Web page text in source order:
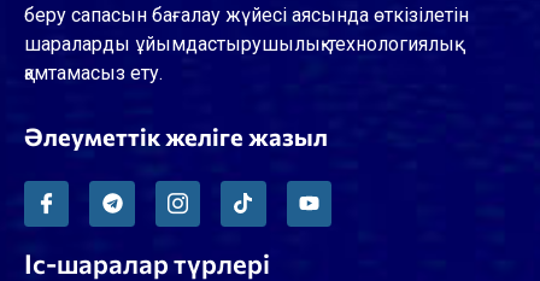
беру сапасын бағалау жүйесі аясында өткізілетін
шараларды ұйымдастырушылық-технологиялық
қамтамасыз ету.
Әлеуметтік желіге жазыл
Іс-шаралар түрлері